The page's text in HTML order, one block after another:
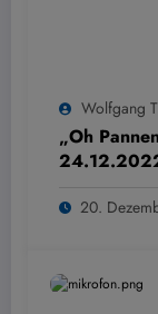
Wolfgang
„Oh
20.